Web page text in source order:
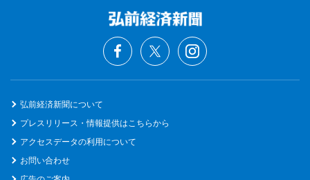
弘前経済新聞について
プレスリリース・情報提供はこちらから
アクセスデータの利用について
お問い合わせ